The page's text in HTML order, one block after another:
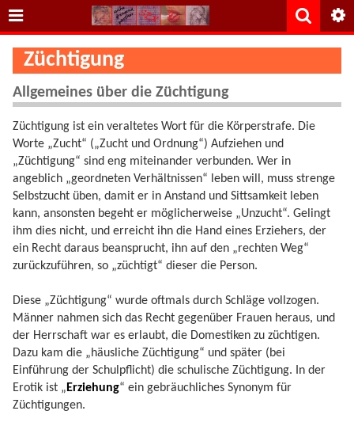
Züchtigung
Allgemeines über die Züchtigung
Züchtigung ist ein veraltetes Wort für die Körperstrafe. Die
Worte „Zucht“ („Zucht und Ordnung“) Aufziehen und
„Züchtigung“ sind eng miteinander verbunden. Wer in
angeblich „geordneten Verhältnissen“ leben will, muss strenge
Selbstzucht üben, damit er in Anstand und Sittsamkeit leben
kann, ansonsten begeht er möglicherweise „Unzucht“. Gelingt
ihm dies nicht, und erreicht ihn die Hand eines Erziehers, der
ein Recht daraus beansprucht, ihn auf den „rechten Weg“
zurückzuführen, so „züchtigt“ dieser die Person.
Diese „Züchtigung“ wurde oftmals durch Schläge vollzogen.
Männer nahmen sich das Recht gegenüber Frauen heraus, und
der Herrschaft war es erlaubt, die Domestiken zu züchtigen.
Dazu kam die „häusliche Züchtigung“ und später (bei
Einführung der Schulpflicht) die schulische Züchtigung. In der
Erotik ist „ Erziehung“ ein gebräuchliches Synonym für
Züchtigungen.